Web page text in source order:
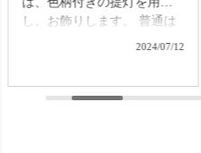
し、お飾りします。 普通は
それぞれの提灯を別に準備
そんなお困りごとにお応え
2024/07/12